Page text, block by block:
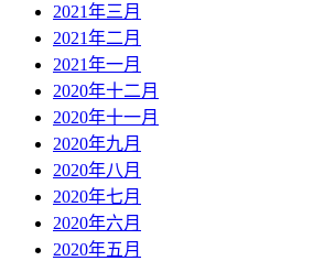
2021年三月
2021年二月
2021年一月
2020年十二月
2020年十一月
2020年九月
2020年八月
2020年七月
2020年六月
2020年五月